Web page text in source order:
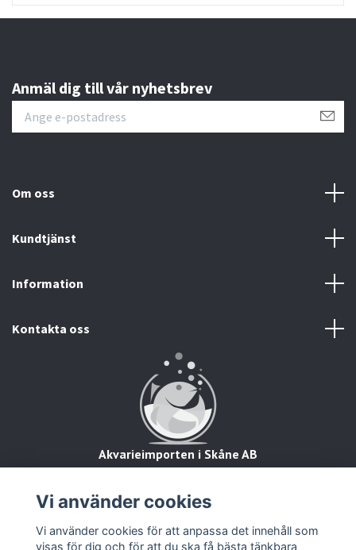
Anmäl dig till vår nyhetsbrev
Om oss
Kundtjänst
Information
Kontakta oss
Akvarieimporten i Skåne AB
28234 Tyringe
Org.nr: 559093-8832
Vi använder cookies
Vi använder cookies för att anpassa det innehåll som
visas för dig och för att du ska få bästa tänkbara